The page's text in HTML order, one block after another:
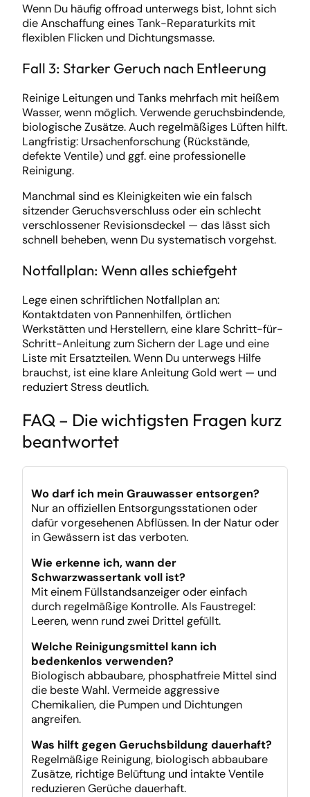
Wenn Du häufig offroad unterwegs bist, lohnt sich
die Anschaffung eines Tank-Reparaturkits mit
flexiblen Flicken und Dichtungsmasse.
Fall 3: Starker Geruch nach Entleerung
Reinige Leitungen und Tanks mehrfach mit heißem
Wasser, wenn möglich. Verwende geruchsbindende,
biologische Zusätze. Auch regelmäßiges Lüften hilft.
Langfristig: Ursachenforschung (Rückstände,
defekte Ventile) und ggf. eine professionelle
Reinigung.
Manchmal sind es Kleinigkeiten wie ein falsch
sitzender Geruchsverschluss oder ein schlecht
verschlossener Revisionsdeckel — das lässt sich
schnell beheben, wenn Du systematisch vorgehst.
Notfallplan: Wenn alles schiefgeht
Lege einen schriftlichen Notfallplan an:
Kontaktdaten von Pannenhilfen, örtlichen
Werkstätten und Herstellern, eine klare Schritt-für-
Schritt-Anleitung zum Sichern der Lage und eine
Liste mit Ersatzteilen. Wenn Du unterwegs Hilfe
brauchst, ist eine klare Anleitung Gold wert — und
reduziert Stress deutlich.
FAQ – Die wichtigsten Fragen kurz
beantwortet
Wo darf ich mein Grauwasser entsorgen?
Nur an offiziellen Entsorgungsstationen oder
dafür vorgesehenen Abflüssen. In der Natur oder
in Gewässern ist das verboten.
Wie erkenne ich, wann der
Schwarzwassertank voll ist?
Mit einem Füllstandsanzeiger oder einfach
durch regelmäßige Kontrolle. Als Faustregel:
Leeren, wenn rund zwei Drittel gefüllt.
Welche Reinigungsmittel kann ich
bedenkenlos verwenden?
Biologisch abbaubare, phosphatfreie Mittel sind
die beste Wahl. Vermeide aggressive
Chemikalien, die Pumpen und Dichtungen
angreifen.
Was hilft gegen Geruchsbildung dauerhaft?
Regelmäßige Reinigung, biologisch abbaubare
Zusätze, richtige Belüftung und intakte Ventile
reduzieren Gerüche dauerhaft.